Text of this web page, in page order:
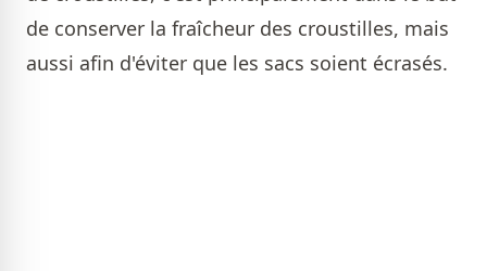
de conserver la fraîcheur des croustilles, mais
aussi afin d'éviter que les sacs soient écrasés.